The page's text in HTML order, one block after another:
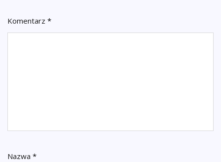
Komentarz *
Nazwa *